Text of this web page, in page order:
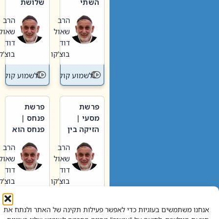
אנחנו משתמשים בעוגיות כדי לאפשר פעילות תקינה של האתר ולנתח את
וערב של
חיינו
הרב
שאול
דוד
בוצ'קו
לשמוע קול תורה – מדרש
האבות
הרב
שאול
דוד
בוצ'קו
לשמוע קול
פרשת
מסעי |
הזיקה בין
הגדול לעם הרב
שאול
דוד
בוצ'קו
לשמוע קול תורה – מדרש
פרשת
פנחס |
פנחס הוא
אליהו: בין
קנאות
הורסת
לקנאות
בונה
הרב
שאול
דוד
בוצ'קו
לשמוע קול